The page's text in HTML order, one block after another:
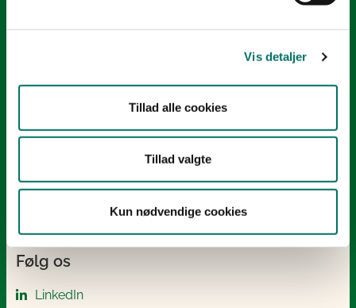
Vis detaljer
Tillad alle cookies
Tillad valgte
Kun nødvendige cookies
IBAN nr.: DK3302164069167470
Swift Code: DABADKKK
Elektronisk fakturering
Mandag – Torsdag fra 08.30 – 15.00
Fredag fra 08.30 – 14.00
Følg os
LinkedIn